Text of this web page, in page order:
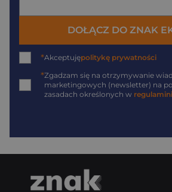
DOŁĄCZ DO ZNAK
*Akceptujępolitykę prywatności
*Zgadzam się na otrzymywanie
marketingowych (newsletter) na
zasadach określonych w